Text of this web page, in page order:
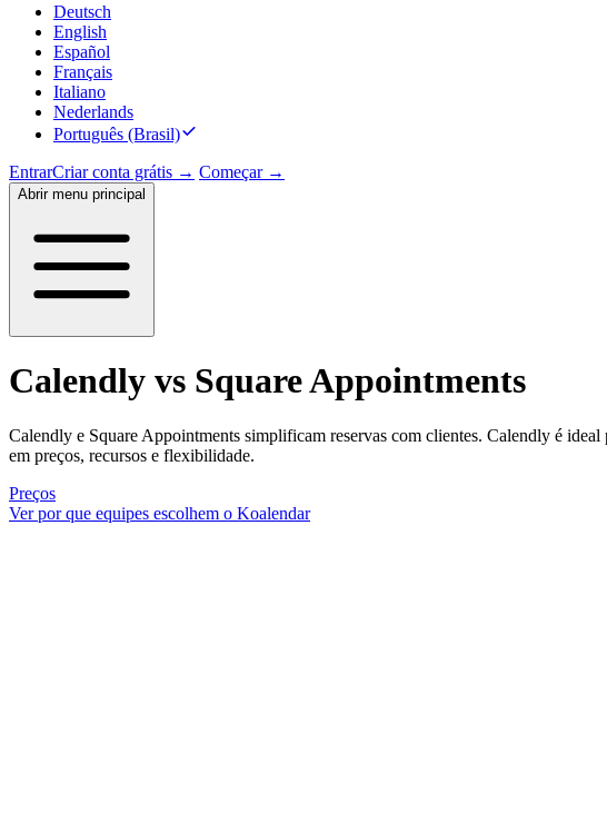
Deutsch
English
Español
Français
Italiano
Nederlands
Português (Brasil)
EntrarCriar conta grátis → Começar →
Abrir menu principal
Calendly vs Square Appointments
Calendly e Square Appointments simplificam reservas com clientes. Calendly é
em preços, recursos e flexibilidade.
Preços
Ver por que equipes escolhem o Koalendar